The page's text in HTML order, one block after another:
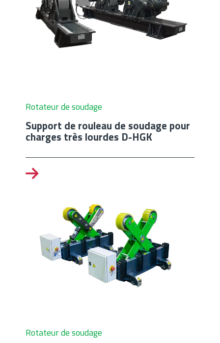
Rotateur de soudage
Support de rouleau de soudage pour
charges très lourdes D-HGK
Rotateur de soudage